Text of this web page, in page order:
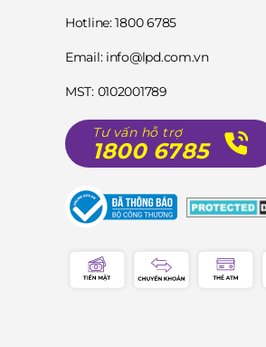
Hotline: 1800 6785
Email: info@lpd.com.vn
MST: 0102001789
Tư vấn hỗ trợ
1800 6785